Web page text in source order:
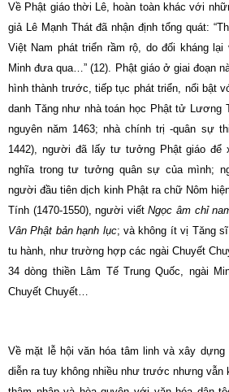
Về Phật giáo thời Lê, hoàn toàn khác với
giả Lê Mạnh Thát đã nhận định tổng quát:
Việt Nam phát triển rầm rộ, do đối kháng
Minh đưa qua…” (12). Phật giáo ở giai đoạn
hình thành trước, tiếp tục phát triển, nổi bật
danh Tăng như nhà toán học Phật tử Lương
nguyên năm 1463; nhà chính trị -quân sự
1442), người đã lấy tư tưởng Phật giáo để
nghĩa trong tư tưởng quân sự của mình;
người đầu tiên dịch kinh Phật ra chữ Nôm
Tính (1470-1550), người viếtNgọc âm chỉ
Vân Phật bản hạnh lục; và không ít vị Tăng
tu hành, như trường hợp các ngài Chuyết
34 dòng thiền Lâm Tế Trung Quốc, ngài
Chuyết Chuyết…
Về mặt lễ hội văn hóa tâm linh và xây
diễn ra tuy không nhiều như trước nhưng vẫn